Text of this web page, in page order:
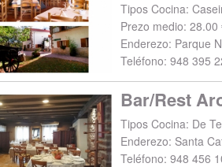
Tipos Cocina:
Prezo medio: 28.00
Enderezo: Parque
Teléfono: 948 395
Bar/Rest
Tipos Cocina: De
Enderezo: Santa
Teléfono: 948 456